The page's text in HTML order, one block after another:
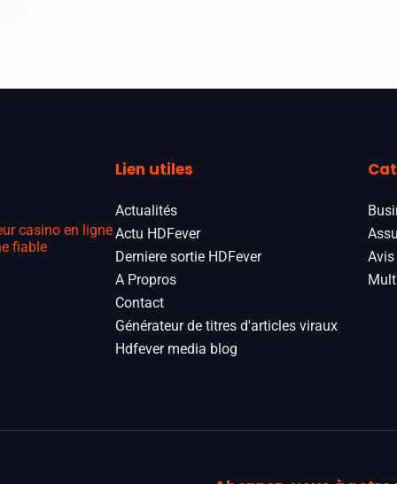
casino en ligne
fiable
Lien utiles
Actualités
Actu HDFever
Derniere sortie HDFever
A Propros
Contact
Générateur de titres d'articles viraux
Hdfever media blog
Avis